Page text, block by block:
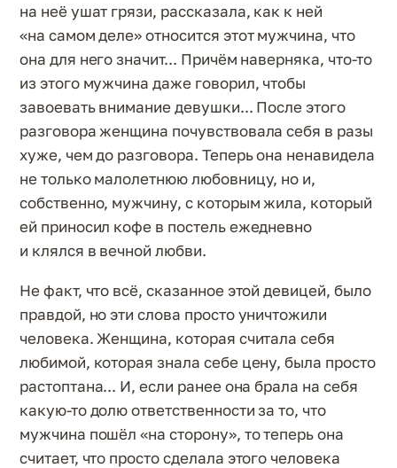
на неё ушат грязи, рассказала, как к ней
«на самом деле» относится этот мужчина, что
она для него значит... Причём наверняка, что-то
из этого мужчина даже говорил, чтобы
завоевать внимание девушки... После этого
разговора женщина почувствовала себя в разы
хуже, чем до разговора. Теперь она ненавидела
не только малолетнюю любовницу, но и,
собственно, мужчину, с которым жила, который
ей приносил кофе в постель ежедневно
и клялся в вечной любви.
Не факт, что всё, сказанное этой девицей, было
правдой, но эти слова просто уничтожили
человека. Женщина, которая считала себя
любимой, которая знала себе цену, была просто
растоптана... И, если ранее она брала на себя
какую-то долю ответственности за то, что
мужчина пошёл «на сторону», то теперь она
считает, что просто сделала этого человека